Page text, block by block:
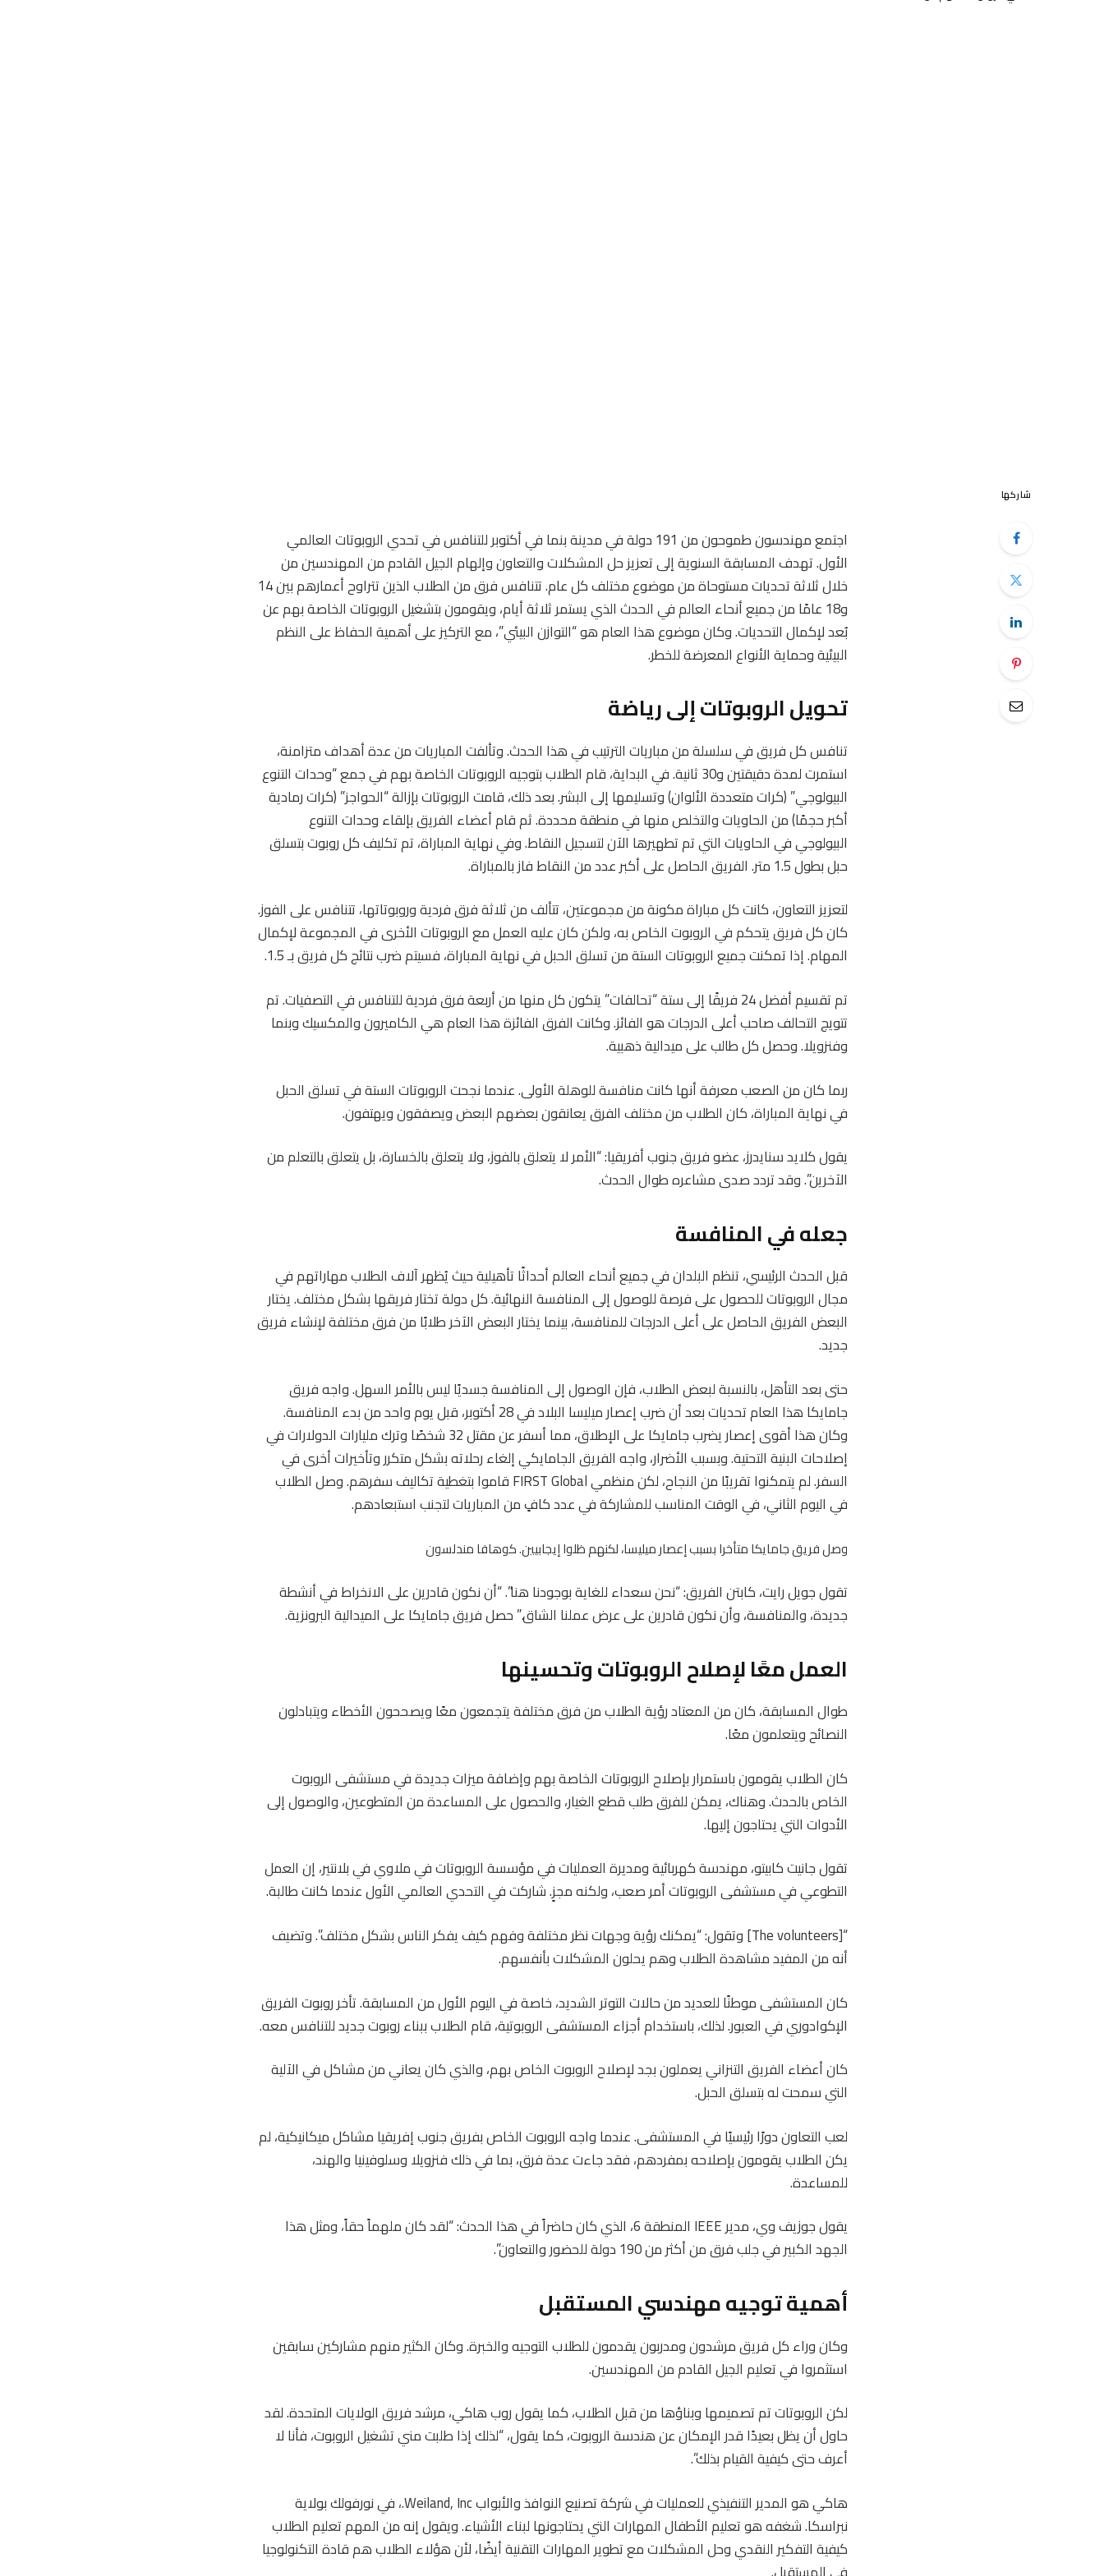
شاركها
اجتمع مهندسون طموحون من 191 دولة في مدينة بنما في أكتوبر للتنافس في تحدي الروبوتات العالمي
الأول. تهدف المسابقة السنوية إلى تعزيز حل المشكلات والتعاون وإلهام الجيل القادم من المهندسين من
خلال ثلاثة تحديات مستوحاة من موضوع مختلف كل عام. تتنافس فرق من الطلاب الذين تتراوح أعمارهم بين 14
و18 عامًا من جميع أنحاء العالم في الحدث الذي يستمر ثلاثة أيام، ويقومون بتشغيل الروبوتات الخاصة بهم عن
بُعد لإكمال التحديات. وكان موضوع هذا العام هو “التوازن البيئي”، مع التركيز على أهمية الحفاظ على النظم
البيئية وحماية الأنواع المعرضة للخطر.
تحويل الروبوتات إلى رياضة
تنافس كل فريق في سلسلة من مباريات الترتيب في هذا الحدث. وتألفت المباريات من عدة أهداف متزامنة،
استمرت لمدة دقيقتين و30 ثانية. في البداية، قام الطلاب بتوجيه الروبوتات الخاصة بهم في جمع “وحدات التنوع
البيولوجي” (كرات متعددة الألوان) وتسليمها إلى البشر. بعد ذلك، قامت الروبوتات بإزالة “الحواجز” (كرات رمادية
أكبر حجمًا) من الحاويات والتخلص منها في منطقة محددة. ثم قام أعضاء الفريق بإلقاء وحدات التنوع
البيولوجي في الحاويات التي تم تطهيرها الآن لتسجيل النقاط. وفي نهاية المباراة، تم تكليف كل روبوت بتسلق
حبل بطول 1.5 متر. الفريق الحاصل على أكبر عدد من النقاط فاز بالمباراة.
لتعزيز التعاون، كانت كل مباراة مكونة من مجموعتين، تتألف من ثلاثة فرق فردية وروبوتاتها، تتنافس على الفوز.
كان كل فريق يتحكم في الروبوت الخاص به، ولكن كان عليه العمل مع الروبوتات الأخرى في المجموعة لإكمال
المهام. إذا تمكنت جميع الروبوتات الستة من تسلق الحبل في نهاية المباراة، فسيتم ضرب نتائج كل فريق بـ 1.5.
تم تقسيم أفضل 24 فريقًا إلى ستة “تحالفات” يتكون كل منها من أربعة فرق فردية للتنافس في التصفيات. تم
تتويج التحالف صاحب أعلى الدرجات هو الفائز. وكانت الفرق الفائزة هذا العام هي الكاميرون والمكسيك وبنما
وفنزويلا. وحصل كل طالب على ميدالية ذهبية.
ربما كان من الصعب معرفة أنها كانت منافسة للوهلة الأولى. عندما نجحت الروبوتات الستة في تسلق الحبل
في نهاية المباراة، كان الطلاب من مختلف الفرق يعانقون بعضهم البعض ويصفقون ويهتفون.
يقول كلايد سنايدرز، عضو فريق جنوب أفريقيا: “الأمر لا يتعلق بالفوز، ولا يتعلق بالخسارة، بل يتعلق بالتعلم من
الآخرين”. وقد تردد صدى مشاعره طوال الحدث.
جعله في المنافسة
قبل الحدث الرئيسي، تنظم البلدان في جميع أنحاء العالم أحداثًا تأهيلية حيث يُظهر آلاف الطلاب مهاراتهم في
مجال الروبوتات للحصول على فرصة للوصول إلى المنافسة النهائية. كل دولة تختار فريقها بشكل مختلف. يختار
البعض الفريق الحاصل على أعلى الدرجات للمنافسة، بينما يختار البعض الآخر طلابًا من فرق مختلفة لإنشاء فريق
جديد.
حتى بعد التأهل، بالنسبة لبعض الطلاب، فإن الوصول إلى المنافسة جسديًا ليس بالأمر السهل. واجه فريق
جامايكا هذا العام تحديات بعد أن ضرب إعصار ميليسا البلاد في 28 أكتوبر، قبل يوم واحد من بدء المنافسة.
وكان هذا أقوى إعصار يضرب جامايكا على الإطلاق، مما أسفر عن مقتل 32 شخصًا وترك مليارات الدولارات في
إصلاحات البنية التحتية. وبسبب الأضرار، واجه الفريق الجامايكي إلغاء رحلاته بشكل متكرر وتأخيرات أخرى في
السفر. لم يتمكنوا تقريبًا من النجاح، لكن منظمي FIRST Global قاموا بتغطية تكاليف سفرهم. وصل الطلاب
في اليوم الثاني، في الوقت المناسب للمشاركة في عدد كافٍ من المباريات لتجنب استبعادهم.
وصل فريق جامايكا متأخرا بسبب إعصار ميليسا، لكنهم ظلوا إيجابيين.كوهافا مندلسون
تقول جويل رايت، كابتن الفريق: “نحن سعداء للغاية بوجودنا هنا”. “أن نكون قادرين على الانخراط في أنشطة
جديدة، والمنافسة، وأن نكون قادرين على عرض عملنا الشاق.”حصل فريق جامايكا على الميدالية البرونزية.
العمل معًا لإصلاح الروبوتات وتحسينها
طوال المسابقة، كان من المعتاد رؤية الطلاب من فرق مختلفة يتجمعون معًا ويصححون الأخطاء ويتبادلون
النصائح ويتعلمون معًا.
كان الطلاب يقومون باستمرار بإصلاح الروبوتات الخاصة بهم وإضافة ميزات جديدة في مستشفى الروبوت
الخاص بالحدث. وهناك، يمكن للفرق طلب قطع الغيار، والحصول على المساعدة من المتطوعين، والوصول إلى
الأدوات التي يحتاجون إليها.
تقول جانيت كابيتو، مهندسة كهربائية ومديرة العمليات في مؤسسة الروبوتات في ملاوي في بلانتير، إن العمل
التطوعي في مستشفى الروبوتات أمر صعب، ولكنه مجزٍ. شاركت في التحدي العالمي الأول عندما كانت طالبة.
“[The volunteers] وتقول: “يمكنك رؤية وجهات نظر مختلفة وفهم كيف يفكر الناس بشكل مختلف”. وتضيف
أنه من المفيد مشاهدة الطلاب وهم يحلون المشكلات بأنفسهم.
كان المستشفى موطنًا للعديد من حالات التوتر الشديد، خاصة في اليوم الأول من المسابقة. تأخر روبوت الفريق
الإكوادوري في العبور. لذلك، باستخدام أجزاء المستشفى الروبوتية، قام الطلاب ببناء روبوت جديد للتنافس معه.
كان أعضاء الفريق التنزاني يعملون بجد لإصلاح الروبوت الخاص بهم، والذي كان يعاني من مشاكل في الآلية
التي سمحت له بتسلق الحبل.
لعب التعاون دورًا رئيسيًا في المستشفى. عندما واجه الروبوت الخاص بفريق جنوب إفريقيا مشاكل ميكانيكية، لم
يكن الطلاب يقومون بإصلاحه بمفردهم، فقد جاءت عدة فرق، بما في ذلك فنزويلا وسلوفينيا والهند،
للمساعدة.
يقول جوزيف وي، مدير IEEE المنطقة 6، الذي كان حاضراً في هذا الحدث: “لقد كان ملهماً حقاً، ومثل هذا
الجهد الكبير في جلب فرق من أكثر من 190 دولة للحضور والتعاون”.
أهمية توجيه مهندسي المستقبل
وكان وراء كل فريق مرشدون ومدربون يقدمون للطلاب التوجيه والخبرة. وكان الكثير منهم مشاركين سابقين
استثمروا في تعليم الجيل القادم من المهندسين.
لكن الروبوتات تم تصميمها وبناؤها من قبل الطلاب، كما يقول روب هاكي، مرشد فريق الولايات المتحدة. لقد
حاول أن يظل بعيدًا قدر الإمكان عن هندسة الروبوت، كما يقول، “لذلك إذا طلبت مني تشغيل الروبوت، فأنا لا
أعرف حتى كيفية القيام بذلك”.
هاكي هو المدير التنفيذي للعمليات في شركة تصنيع النوافذ والأبواب Weiland, Inc.، في نورفولك بولاية
نبراسكا. شغفه هو تعليم الأطفال المهارات التي يحتاجونها لبناء الأشياء. ويقول إنه من المهم تعليم الطلاب
كيفية التفكير النقدي وحل المشكلات مع تطوير المهارات التقنية أيضًا، لأن هؤلاء الطلاب هم قادة التكنولوجيا